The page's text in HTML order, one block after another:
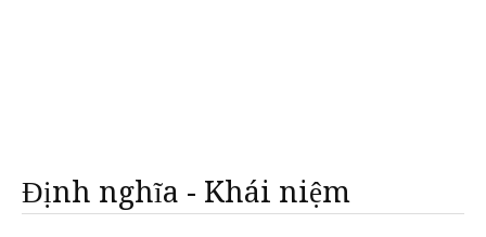
Định nghĩa - Khái niệm